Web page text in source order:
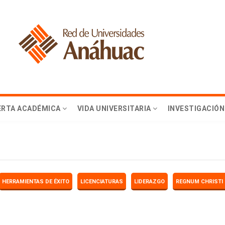
ACADÉMICA VIDA UNIVERSITARIA INVESTIGACIÓN
HERRAMIENTAS DE ÉXITO LICENCIATURAS LIDERAZGO REGNUM CHRISTI